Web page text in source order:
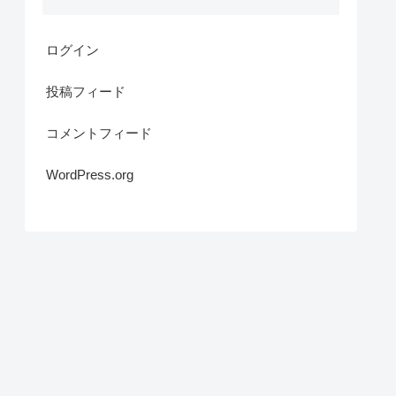
ログイン
投稿フィード
コメントフィード
WordPress.org